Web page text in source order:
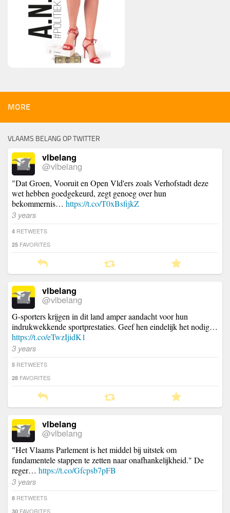
MORE
VLAAMS BELANG OP TWITTER
vlbelang
@vlbelang
"Dat Groen, Vooruit en Open Vld'ers zoals Verhofstadt deze
wet hebben goedgekeurd, zegt genoeg over hun
bekommernis… https://t.co/T0xBsfijkZ
3 years
4 RETWEETS
25 FAVORITES
vlbelang
@vlbelang
G-sporters krijgen in dit land amper aandacht voor hun
indrukwekkende sportprestaties. Geef hen eindelijk het nodig…
https://t.co/eTwzIjidK1
3 years
5 RETWEETS
28 FAVORITES
vlbelang
@vlbelang
"Het Vlaams Parlement is het middel bij uitstek om
fundamentele stappen te zetten naar onafhankelijkheid." De
reger… https://t.co/Gfcpsb7pFB
3 years
8 RETWEETS
30 FAVORITES